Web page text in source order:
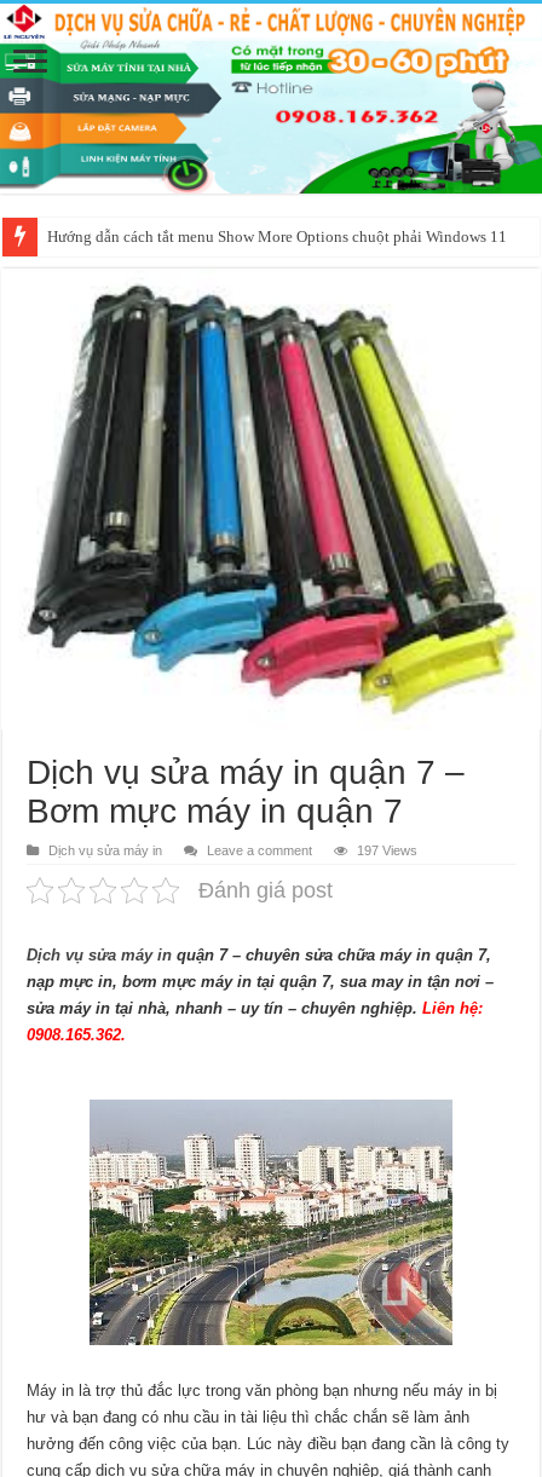
Hướng dẫn cách tắt menu Show More Options chuột phải Windows 11
Dịch vụ sửa máy in quận 7 –
Bơm mực máy in quận 7
Dịch vụ sửa máy in Leave a comment 197 Views
Đánh giá post
Dịch vụ sửa máy in quận 7 – chuyên sửa chữa máy in quận 7,
nạp mực in, bơm mực máy in tại quận 7, sua may in tận nơi –
sửa máy in tại nhà, nhanh – uy tín – chuyên nghiệp.Liên hệ:
0908.165.362.
Máy in là trợ thủ đắc lực trong văn phòng bạn nhưng nếu máy in bị
hư và bạn đang có nhu cầu in tài liệu thì chắc chắn sẽ làm ảnh
hưởng đến công việc của bạn. Lúc này điều bạn đang cần là công ty
cung cấp dịch vụ sửa chữa máy in chuyên nghiệp, giá thành cạnh